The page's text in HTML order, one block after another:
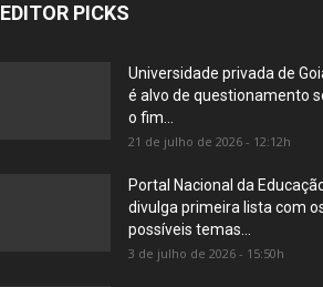
EDITOR PICKS
Universidade privada de
é alvo de questionamento
o fim...
21 de julho de 2026 - 12:12h
Portal Nacional da
divulga primeira lista com
possíveis temas...
3 de julho de 2026 - 15:50h